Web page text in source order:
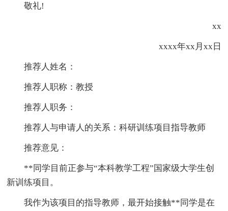
敬礼!
xx
xxxx年xx月xx日
推荐人姓名：
推荐人职称：教授
推荐人职务：
推荐人与申请人的关系：科研训练项目指导教师
推荐意见：
**同学目前正参与“本科教学工程”国家级大学生创
新训练项目。
我作为该项目的指导教师，最开始接触**同学是在